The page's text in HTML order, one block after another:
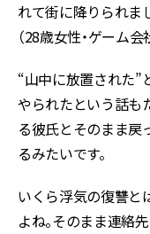
れて街に降りられま
（28歳女性・ゲーム会
“山中に放置された”
やられたという話も
る彼氏とそのまま戻
るみたいです。
いくら浮気の復讐と
よね。そのまま連絡